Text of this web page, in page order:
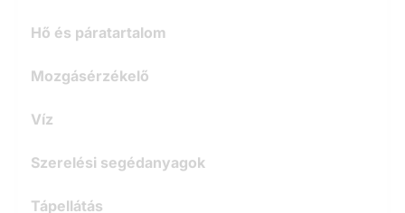
Hő és páratartalom
Mozgásérzékelő
Víz
Szerelési segédanyagok
Tápellátás